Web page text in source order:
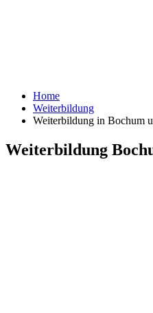
Home
Weiterbildung
Weiterbildung in Bochum
Weiterbildung